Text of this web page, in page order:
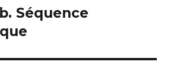
Séquence